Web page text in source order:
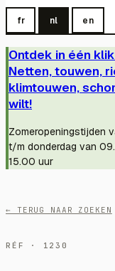
fr nl en
Ontdek in één
Netten, touwen,
klimtouwen,
wilt!
Zomeropeningstijden
t/m donderdag van
15.00 uur
← TERUG NAAR ZOEKEN
RÉF · 1230